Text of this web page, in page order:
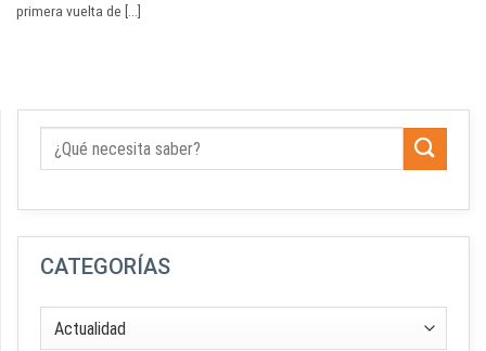
primera vuelta de [...]
CATEGORÍAS